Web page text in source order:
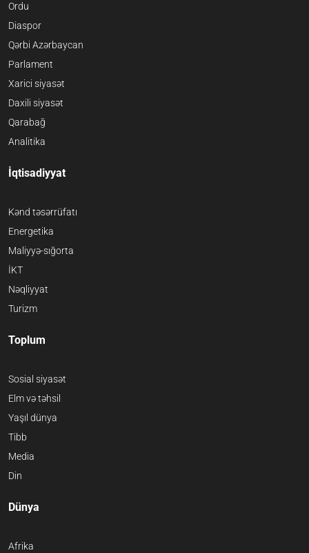
Ordu
Diaspor
Qərbi Azərbaycan
Parlament
Xarici siyasət
Daxili siyasət
Qarabağ
Analitika
İqtisadiyyat
Kənd təsərrüfatı
Energetika
Maliyyə-sığorta
İKT
Nəqliyyat
Turizm
Toplum
Sosial siyasət
Elm və təhsil
Yaşıl dünya
Tibb
Media
Din
Dünya
Afrika